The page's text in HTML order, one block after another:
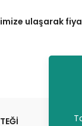
ulaşarak